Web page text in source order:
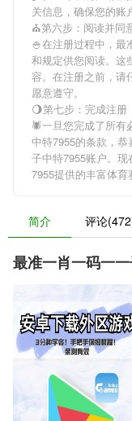
关信息，确保您的账
⛪第六步：阅读并同
🍚在注册过程中， 最
和规定供您阅读。这
容。在注册之前，请
愿意遵守。
🌖第七步：完成注册
🕷一旦您完成了所有
中特7955的条款，恭
子中特7955账户。
7955提供的丰富体育
简介 评论
最准一肖一码一